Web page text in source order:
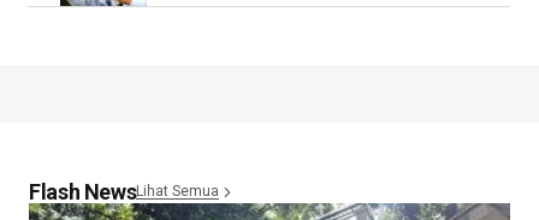
Flash NewsLihat Semua